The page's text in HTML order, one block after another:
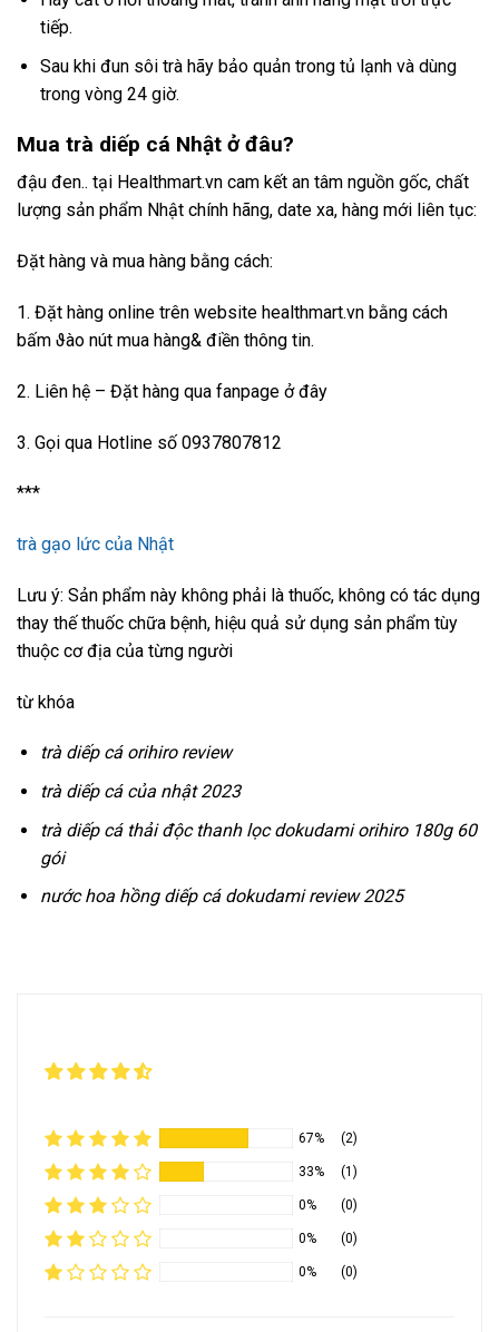
tiếp.
Sau khi đun sôi trà hãy bảo quản trong tủ lạnh và dùng
trong vòng 24 giờ.
Mua trà diếp cá Nhật ở đâu?
đậu đen.. tại Healthmart.vn cam kết an tâm nguồn gốc, chất
lượng sản phẩm Nhật chính hãng, date xa, hàng mới liên tục:
Đặt hàng và mua hàng bằng cách:
1. Đặt hàng online trên website healthmart.vn bằng cách
bấm ϑào nút mua hàng& điền thông tin.
2. Liên hệ – Đặt hàng qua fanpage ở đây
3. Gọi qua Hotline số 0937807812
***
trà gạo lức của Nhật
Lưu ý: Sản phẩm này không phải là thuốc, không có tác dụng
thay thế thuốc chữa bệnh, hiệu quả sử dụng sản phẩm tùy
thuộc cơ địa của từng người
từ khóa
trà diếp cá orihiro review
trà diếp cá của nhật 2023
trà diếp cá thải độc thanh lọc dokudami orihiro 180g 60
gói
nước hoa hồng diếp cá dokudami review 2025
67% (2)
33% (1)
0% (0)
0% (0)
0% (0)